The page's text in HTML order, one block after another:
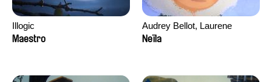
Illogic
Maestro
Audrey Bellot, Laurene
Desoutter, Amandine
David Tabar, Guillaume
Neïla